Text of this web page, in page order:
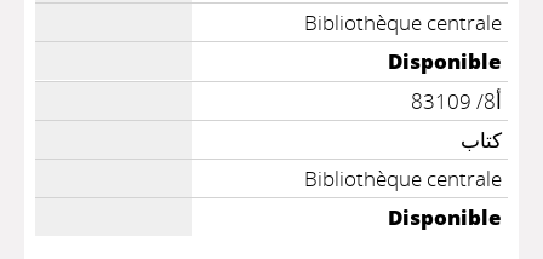
Bibliothèque centrale
Disponible
أ8/ 83109
كتاب
Bibliothèque centrale
Disponible